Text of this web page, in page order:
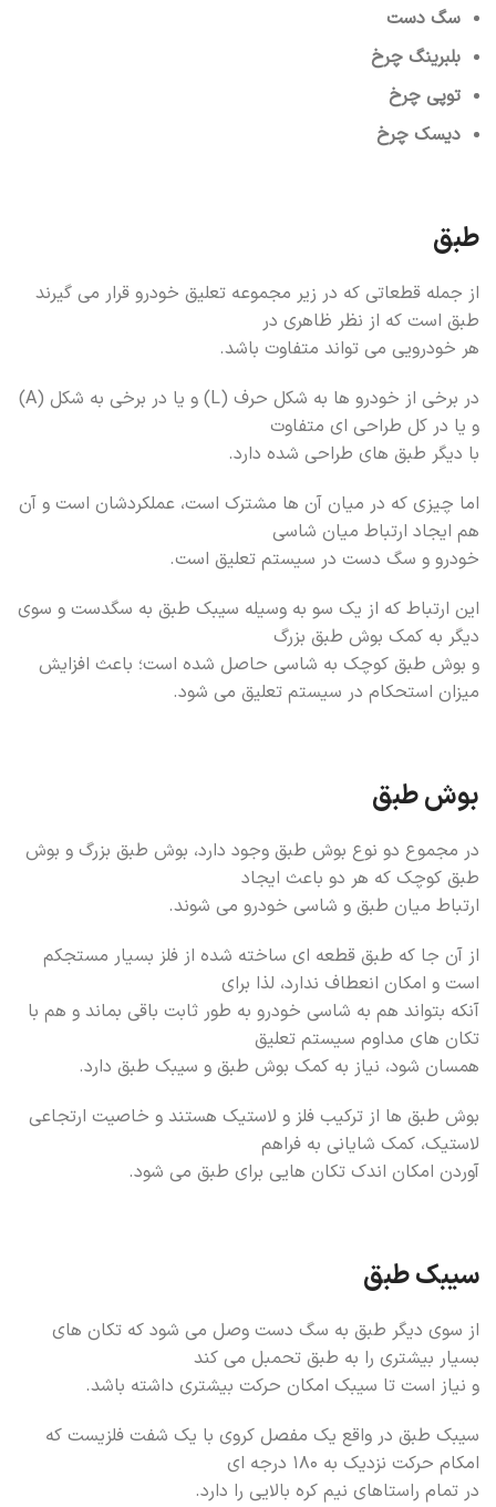
سگ دست
بلبرینگ چرخ
توپی چرخ
دیسک چرخ
طبق
از جمله قطعاتی که در زیر مجموعه تعلیق خودرو قرار می گیرند
طبق است که از نظر ظاهری در
هر خودرویی می تواند متفاوت باشد.
در برخی از خودرو ها به شکل حرف (L) و یا در برخی به شکل (A)
و یا در کل طراحی ای متفاوت
با دیگر طبق های طراحی شده دارد.
اما چیزی که در میان آن ها مشترک است، عملکردشان است و آن
هم ایجاد ارتباط میان شاسی
خودرو و سگ دست در سیستم تعلیق است.
این ارتباط که از یک سو به وسیله سیبک طبق به سگدست و سوی
دیگر به کمک بوش طبق بزرگ
و بوش طبق کوچک به شاسی حاصل شده است؛ باعث افزایش
میزان استحکام در سیستم تعلیق می شود.
بوش طبق
در مجموع دو نوع بوش طبق وجود دارد، بوش طبق بزرگ و بوش
طبق کوچک که هر دو باعث ایجاد
ارتباط میان طبق و شاسی خودرو می شوند.
از آن جا که طبق قطعه ای ساخته شده از فلز بسیار مستجکم
است و امکان انعطاف ندارد، لذا برای
آنکه بتواند هم به شاسی خودرو به طور ثابت باقی بماند و هم با
تکان های مداوم سیستم تعلیق
همسان شود، نیاز به کمک بوش طبق و سیبک طبق دارد.
بوش طبق ها از ترکیب فلز و لاستیک هستند و خاصیت ارتجاعی
لاستیک، کمک شایانی به فراهم
آوردن امکان اندک تکان هایی برای طبق می شود.
سیبک طبق
از سوی دیگر طبق به سگ دست وصل می شود که تکان های
بسیار بیشتری را به طبق تحمبل می کند
و نیاز است تا سیبک امکان حرکت بیشتری داشته باشد.
سیبک طبق در واقع یک مفصل کروی با یک شفت فلزیست که
امکام حرکت نزدیک به ۱۸۰ درجه ای
در تمام راستاهای نیم کره بالایی را دارد.